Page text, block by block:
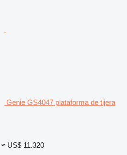
Genie GS4047 plataforma de tijera
≈ US$ 11.320